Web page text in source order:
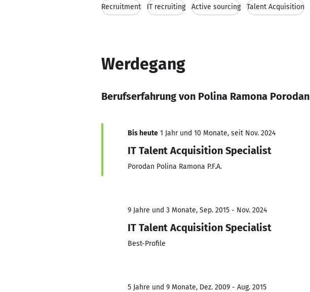
Recruitment IT recruiting Active sourcing Talent Acquisition
Werdegang
Berufserfahrung von Polina Ramona Porodan
Bis heute 1 Jahr und 10 Monate, seit Nov. 2024
IT Talent Acquisition Specialist
Porodan Polina Ramona P.F.A.
9 Jahre und 3 Monate, Sep. 2015 - Nov. 2024
IT Talent Acquisition Specialist
Best-Profile
5 Jahre und 9 Monate, Dez. 2009 - Aug. 2015